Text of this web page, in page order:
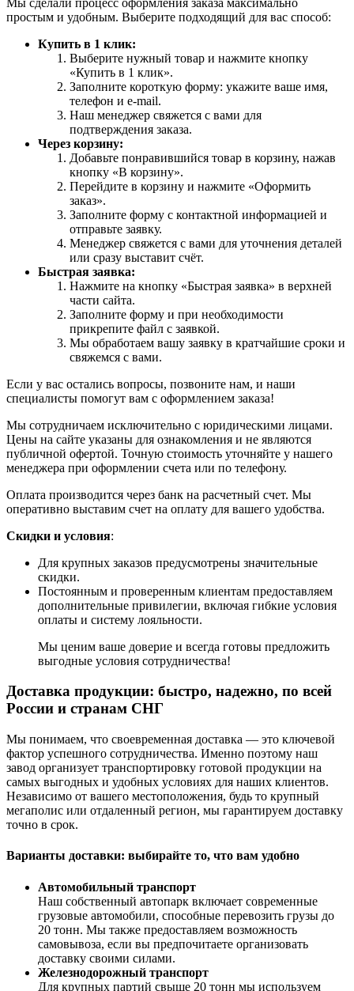
простым и удобным. Выберите подходящий для вас способ:
Купить в 1 клик:
Выберите нужный товар и нажмите кнопку
«Купить в 1 клик».
Заполните короткую форму: укажите ваше имя,
телефон и e-mail.
Наш менеджер свяжется с вами для
подтверждения заказа.
Через корзину:
Добавьте понравившийся товар в корзину, нажав
кнопку «В корзину».
Перейдите в корзину и нажмите «Оформить
заказ».
Заполните форму с контактной информацией и
отправьте заявку.
Менеджер свяжется с вами для уточнения деталей
или сразу выставит счёт.
Быстрая заявка:
Нажмите на кнопку «Быстрая заявка» в верхней
части сайта.
Заполните форму и при необходимости
прикрепите файл с заявкой.
Мы обработаем вашу заявку в кратчайшие сроки и
свяжемся с вами.
Если у вас остались вопросы, позвоните нам, и наши
специалисты помогут вам с оформлением заказа!
Мы сотрудничаем исключительно с юридическими лицами.
Цены на сайте указаны для ознакомления и не являются
публичной офертой. Точную стоимость уточняйте у нашего
менеджера при оформлении счета или по телефону.
Оплата производится через банк на расчетный счет. Мы
оперативно выставим счет на оплату для вашего удобства.
Скидки и условия:
Для крупных заказов предусмотрены значительные
скидки.
Постоянным и проверенным клиентам предоставляем
дополнительные привилегии, включая гибкие условия
оплаты и систему лояльности.
Мы ценим ваше доверие и всегда готовы предложить
выгодные условия сотрудничества!
Доставка продукции: быстро, надежно, по всей
России и странам СНГ
Мы понимаем, что своевременная доставка — это ключевой
фактор успешного сотрудничества. Именно поэтому наш
завод организует транспортировку готовой продукции на
самых выгодных и удобных условиях для наших клиентов.
Независимо от вашего местоположения, будь то крупный
мегаполис или отдаленный регион, мы гарантируем доставку
точно в срок.
Варианты доставки: выбирайте то, что вам удобно
Автомобильный транспорт
Наш собственный автопарк включает современные
грузовые автомобили, способные перевозить грузы до
20 тонн. Мы также предоставляем возможность
самовывоза, если вы предпочитаете организовать
доставку своими силами.
Железнодорожный транспорт
Для крупных партий свыше 20 тонн мы используем